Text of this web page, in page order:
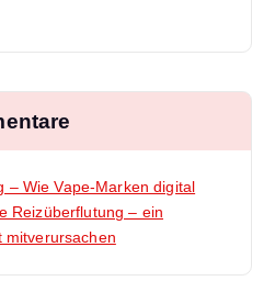
– Wie Vape-Marken digital
Reizüberflutung – ein
mitverursachen